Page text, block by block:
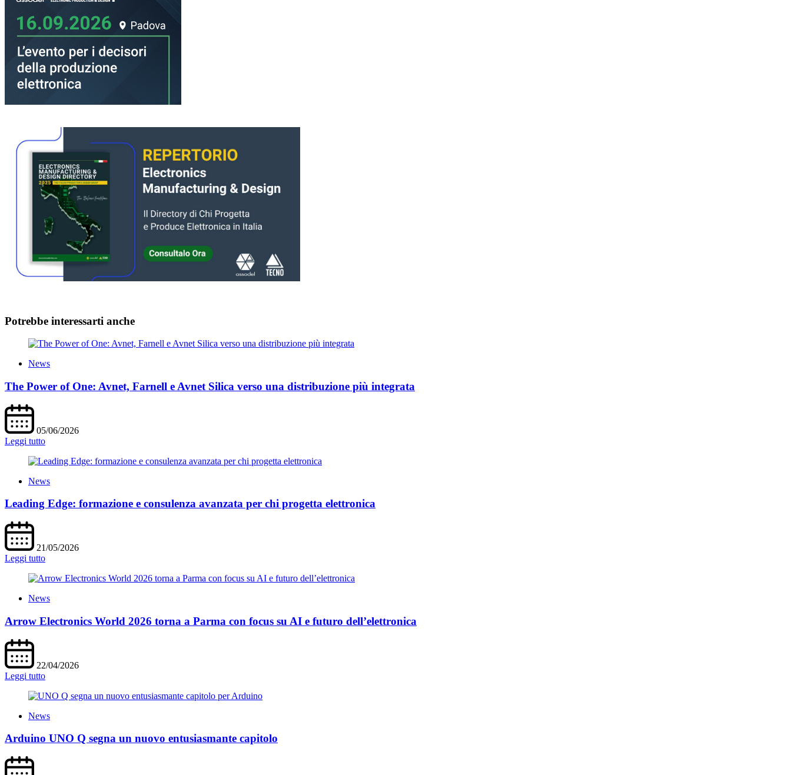
Potrebbe interessarti anche
News
The Power of One: Avnet, Farnell e Avnet Silica verso una distribuzione più integrata
05/06/2026
Leggi tutto
News
Leading Edge: formazione e consulenza avanzata per chi progetta elettronica
21/05/2026
Leggi tutto
News
Arrow Electronics World 2026 torna a Parma con focus su AI e futuro dell’elettronica
22/04/2026
Leggi tutto
News
Arduino UNO Q segna un nuovo entusiasmante capitolo